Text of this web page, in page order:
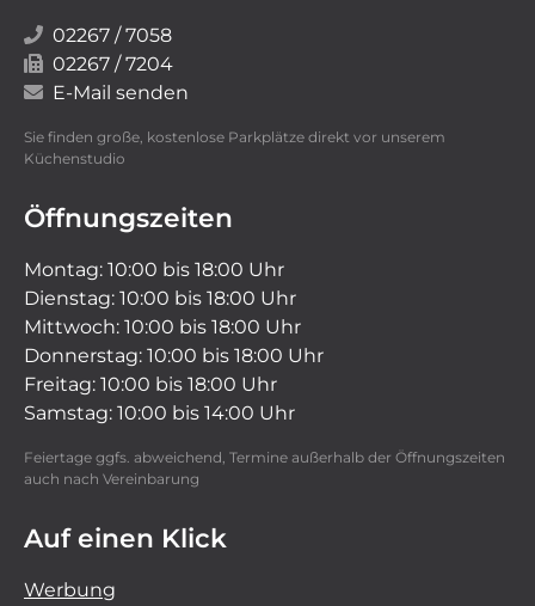
02267 / 7058
02267 / 7204
E-Mail senden
Sie finden große, kostenlose Parkplätze direkt vor unserem
Küchenstudio
Öffnungszeiten
Montag: 10:00 bis 18:00 Uhr
Dienstag: 10:00 bis 18:00 Uhr
Mittwoch: 10:00 bis 18:00 Uhr
Donnerstag: 10:00 bis 18:00 Uhr
Freitag: 10:00 bis 18:00 Uhr
Samstag: 10:00 bis 14:00 Uhr
Feiertage ggfs. abweichend, Termine außerhalb der Öffnungszeiten
auch nach Vereinbarung
Auf einen Klick
Werbung